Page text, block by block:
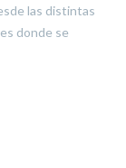
las distintas
donde se